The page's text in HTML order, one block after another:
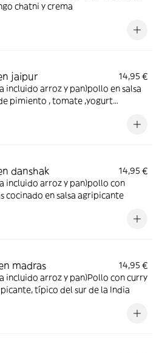
chatni y crema
jaipur
14,95 €
incluido arroz y pan)pollo en salsa
pimiento , tomate ,yogurt
danshak
14,95 €
incluido arroz y pan)pollo con
cocinado en salsa agripicante
madras
14,95 €
incluido arroz y pan)Pollo con curry
típico del sur de la India